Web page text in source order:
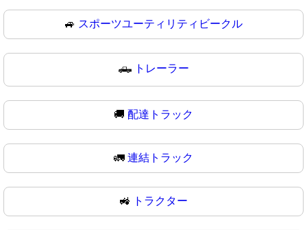
🚙 スポーツユーティリティビークル
🛻 トレーラー
🚚 配達トラック
🚛 連結トラック
🚜 トラクター